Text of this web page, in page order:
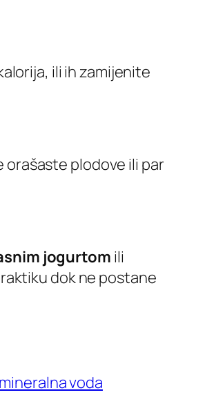
ili ih zamijenite
orašaste plodove ili par
jogurtomili
dok ne postane
mineralna voda